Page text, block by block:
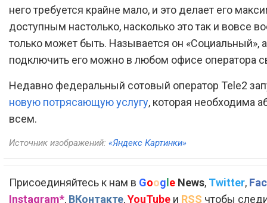
него требуется крайне мало, и это делает его
доступным настолько, насколько это так и вовсе
только может быть. Называется он «Социальный», а
подключить его можно в любом офисе оператора
Недавно федеральный сотовый оператор Tele2
новую потрясающую услугу, которая необходима
всем.
Источник изображений: «Яндекс Картинки»
Присоединяйтесь к нам в Google News, Twitter,
Instagram*, ВКонтакте,YouTube и RSS чтобы